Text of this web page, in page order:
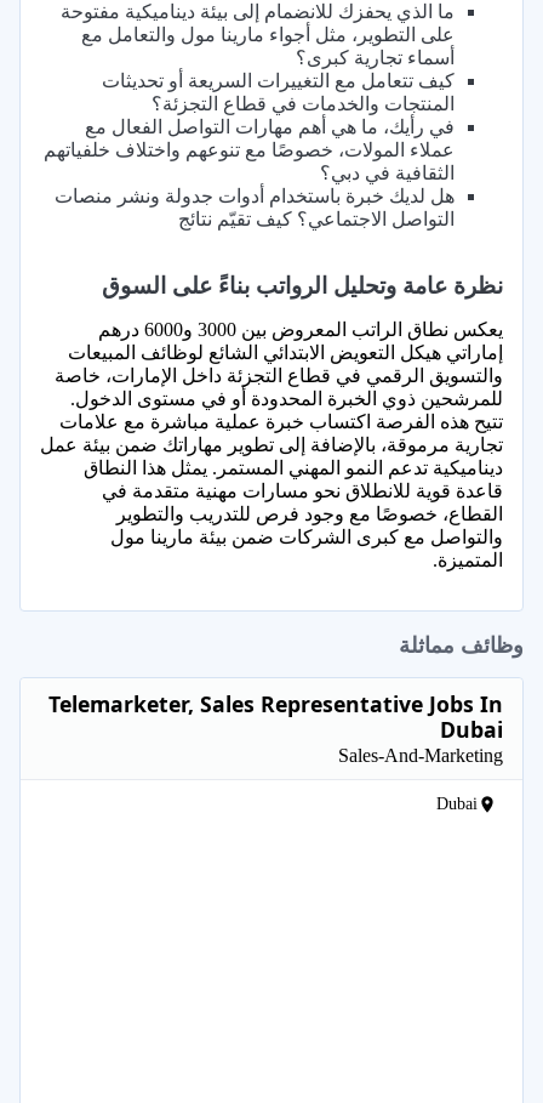
ما الذي يحفزك للانضمام إلى بيئة ديناميكية مفتوحة
على التطوير، مثل أجواء مارينا مول والتعامل مع
أسماء تجارية كبرى؟
كيف تتعامل مع التغييرات السريعة أو تحديثات
المنتجات والخدمات في قطاع التجزئة؟
في رأيك، ما هي أهم مهارات التواصل الفعال مع
عملاء المولات، خصوصًا مع تنوعهم واختلاف خلفياتهم
الثقافية في دبي؟
هل لديك خبرة باستخدام أدوات جدولة ونشر منصات
التواصل الاجتماعي؟ كيف تقيّم نتائج
نظرة عامة وتحليل الرواتب بناءً على السوق
يعكس نطاق الراتب المعروض بين 3000 و6000 درهم
إماراتي هيكل التعويض الابتدائي الشائع لوظائف المبيعات
والتسويق الرقمي في قطاع التجزئة داخل الإمارات، خاصة
للمرشحين ذوي الخبرة المحدودة أو في مستوى الدخول.
تتيح هذه الفرصة اكتساب خبرة عملية مباشرة مع علامات
تجارية مرموقة، بالإضافة إلى تطوير مهاراتك ضمن بيئة عمل
ديناميكية تدعم النمو المهني المستمر. يمثل هذا النطاق
قاعدة قوية للانطلاق نحو مسارات مهنية متقدمة في
القطاع، خصوصًا مع وجود فرص للتدريب والتطوير
والتواصل مع كبرى الشركات ضمن بيئة مارينا مول
المتميزة.
وظائف مماثلة
Telemarketer, Sales Representative Jobs In
Dubai
Sales-And-Marketing
Dubai